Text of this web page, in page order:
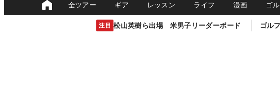
全ツアー ギア レッスン ライフ 漫画 ゴ
注目 松山英樹ら出場 米男子リーダーボード ゴル